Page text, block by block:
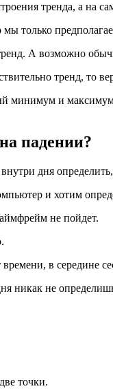
тренда, а на
только
А возможно
тренд, то
минимум и
падении?
дня
и хотим
не пойдет.
в середине
никак не
точки.